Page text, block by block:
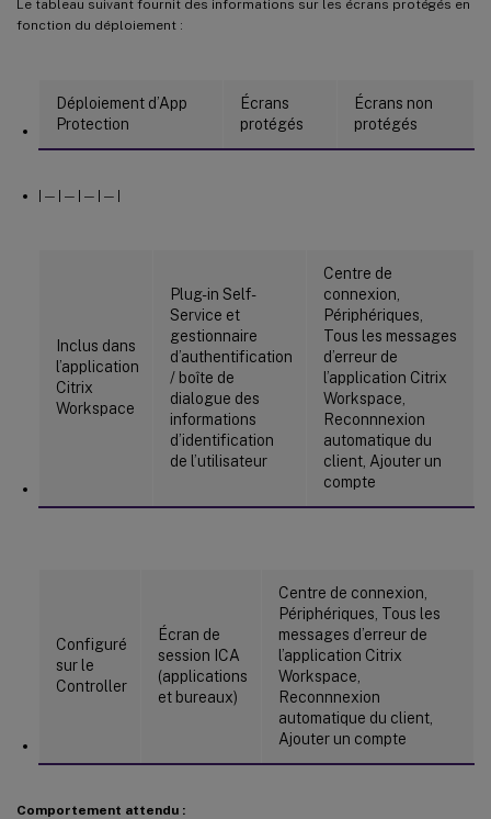
Le tableau suivant fournit des informations sur les écrans protégés en
fonction du déploiement :
Déploiement d’App
Protection
Écrans
protégés
Écrans non
protégés
| — | — | — | — |
Inclus dans
l’application
Citrix
Workspace
Plug-in Self-
Service et
gestionnaire
d’authentification
/ boîte de
dialogue des
informations
d’identification
de l’utilisateur
Centre de
connexion,
Périphériques,
Tous les messages
d’erreur de
l’application Citrix
Workspace,
Reconnnexion
automatique du
client, Ajouter un
compte
Configuré
sur le
Controller
Écran de
session ICA
(applications
et bureaux)
Centre de connexion,
Périphériques, Tous les
messages d’erreur de
l’application Citrix
Workspace,
Reconnnexion
automatique du client,
Ajouter un compte
Comportement attendu :